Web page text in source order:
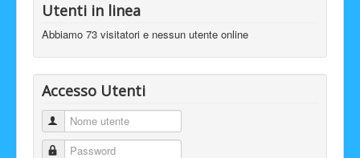
Utenti in linea
Abbiamo 73 visitatori e nessun utente online
Accesso Utenti
Nome utente
Password